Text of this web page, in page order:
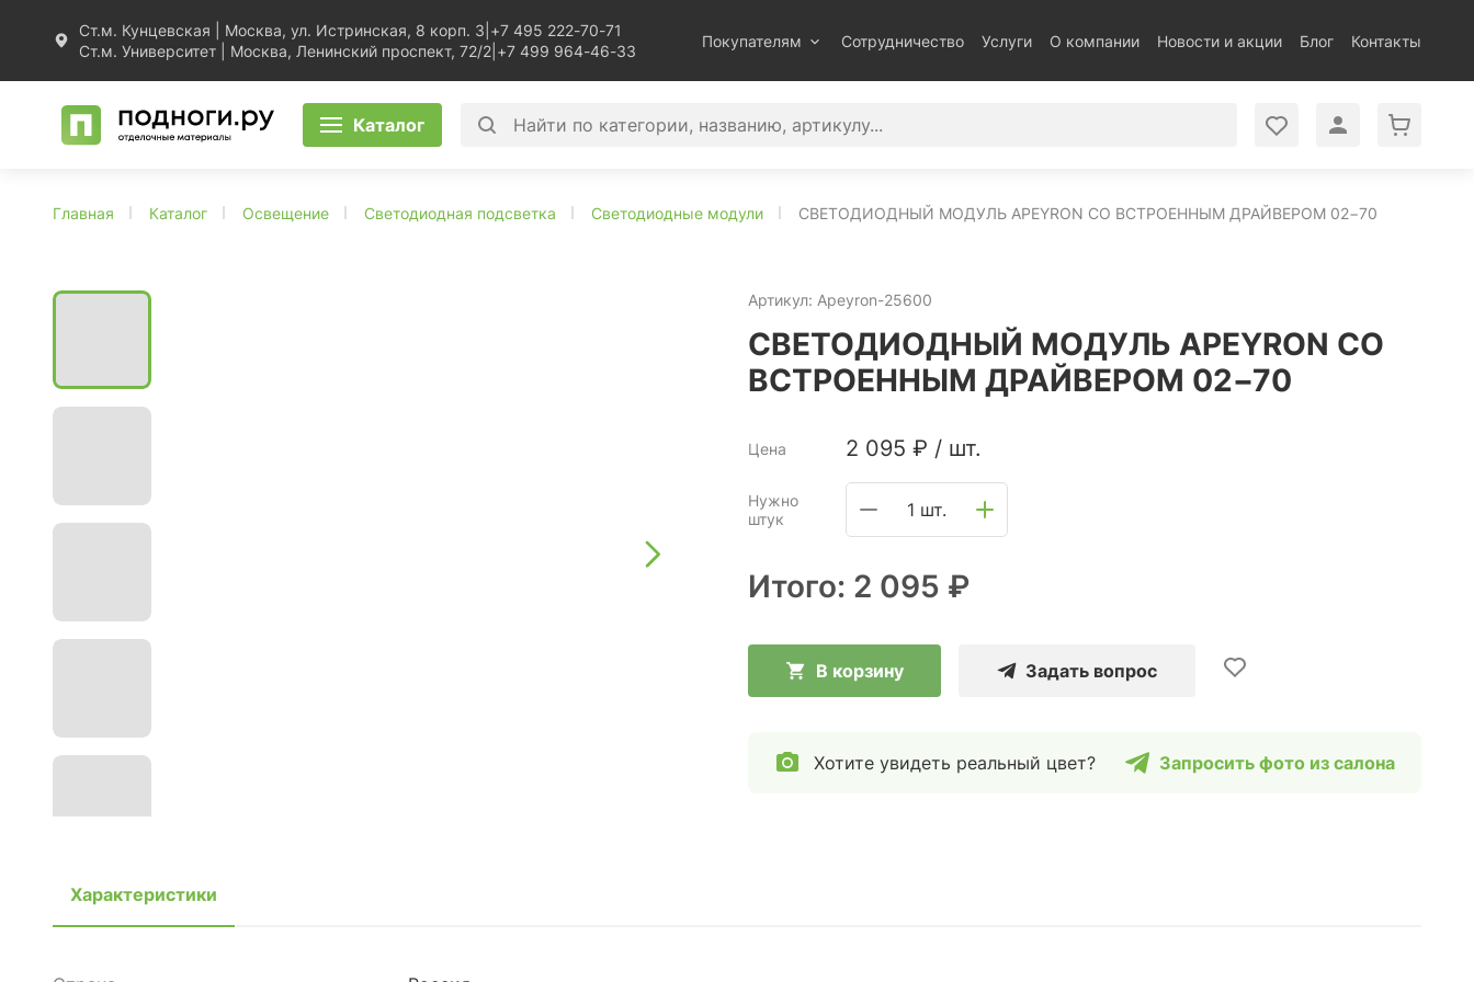
Ст.м. Кунцевская | Москва, ул. Истринская, 8 корп. 3 +7 495 222-70-71
Ст.м. Университет | Москва, Ленинский проспект, 72/2 +7 499 964-46-33
Покупателям Сотрудничество Услуги О компании Новости и акции Блог Контакты
Каталог
Главная Каталог Освещение Светодиодная подсветка Светодиодные модули СВЕТОДИОДНЫЙ МОДУЛЬ APEYRON СО ВСТРОЕННЫМ ДРАЙВЕРОМ 02−70
Артикул: Apeyron-25600
СВЕТОДИОДНЫЙ МОДУЛЬ APEYRON СО
ВСТРОЕННЫМ ДРАЙВЕРОМ 02−70
Цена 2 095 ₽ / шт.
Нужно
штук
1 шт.
Итого: 2 095 ₽
В корзину Задать вопрос
Хотите увидеть реальный цвет? Запросить фото из салона
Характеристики